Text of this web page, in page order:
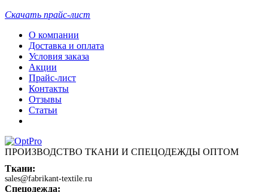
Скачать прайс-лист
О компании
Доставка и оплата
Условия заказа
Акции
Прайс-лист
Контакты
Отзывы
Статьи
ПРОИЗВОДСТВО ТКАНИ И СПЕЦОДЕЖДЫ ОПТОМ
Ткани:
sales@fabrikant-textile.ru
Спецодежда: